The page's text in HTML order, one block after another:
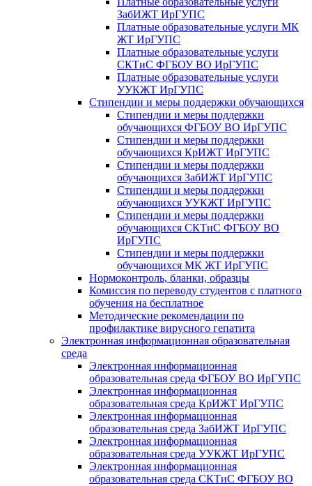
ЗабИЖТ ИрГУПС
Платные образовательные услуги МК
ЖТ ИрГУПС
Платные образовательные услуги
СКТиС ФГБОУ ВО ИрГУПС
Платные образовательные услуги
УУКЖТ ИрГУПС
Стипендии и меры поддержки обучающихся
Стипендии и меры поддержки
обучающихся ФГБОУ ВО ИрГУПС
Стипендии и меры поддержки
обучающихся КрИЖТ ИрГУПС
Стипендии и меры поддержки
обучающихся ЗабИЖТ ИрГУПС
Стипендии и меры поддержки
обучающихся УУКЖТ ИрГУПС
Стипендии и меры поддержки
обучающихся СКТиС ФГБОУ ВО
ИрГУПС
Стипендии и меры поддержки
обучающихся МК ЖТ ИрГУПС
Нормоконтроль, бланки, образцы
Комиссия по переводу студентов с платного
обучения на бесплатное
Методические рекомендации по
профилактике вирусного гепатита
Электронная информационная образовательная
среда
Электронная информационная
образовательная среда ФГБОУ ВО ИрГУПС
Электронная информационная
образовательная среда КрИЖТ ИрГУПС
Электронная информационная
образовательная среда ЗабИЖТ ИрГУПС
Электронная информационная
образовательная среда УУКЖТ ИрГУПС
Электронная информационная
образовательная среда СКТиС ФГБОУ ВО